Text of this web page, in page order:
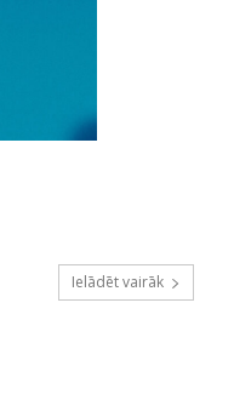
Ielādēt vairāk